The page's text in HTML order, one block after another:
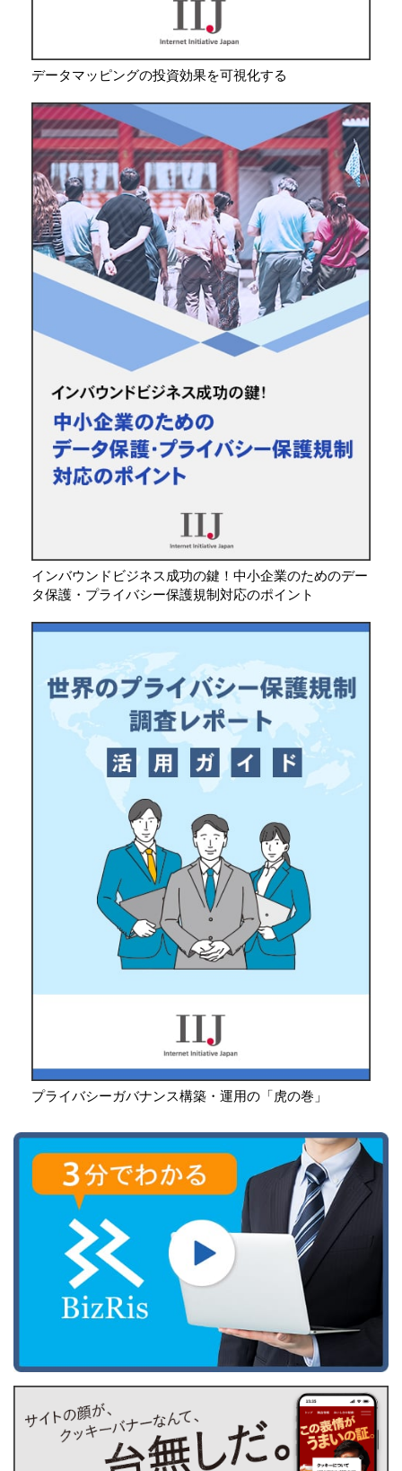
データマッピングの投資効果を可視化する
インバウンドビジネス成功の鍵！中小企業のためのデー
タ保護・プライバシー保護規制対応のポイント
プライバシーガバナンス構築・運用の「虎の巻」